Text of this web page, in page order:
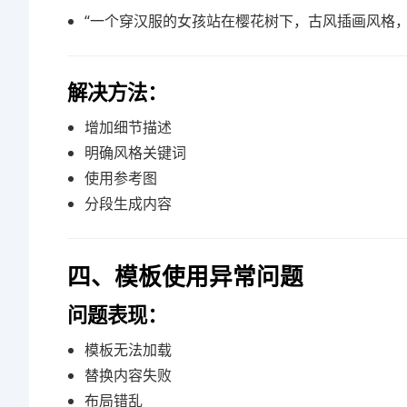
“一个穿汉服的女孩站在樱花树下，古风插画风格
解决方法：
增加细节描述
明确风格关键词
使用参考图
分段生成内容
四、模板使用异常问题
问题表现：
模板无法加载
替换内容失败
布局错乱